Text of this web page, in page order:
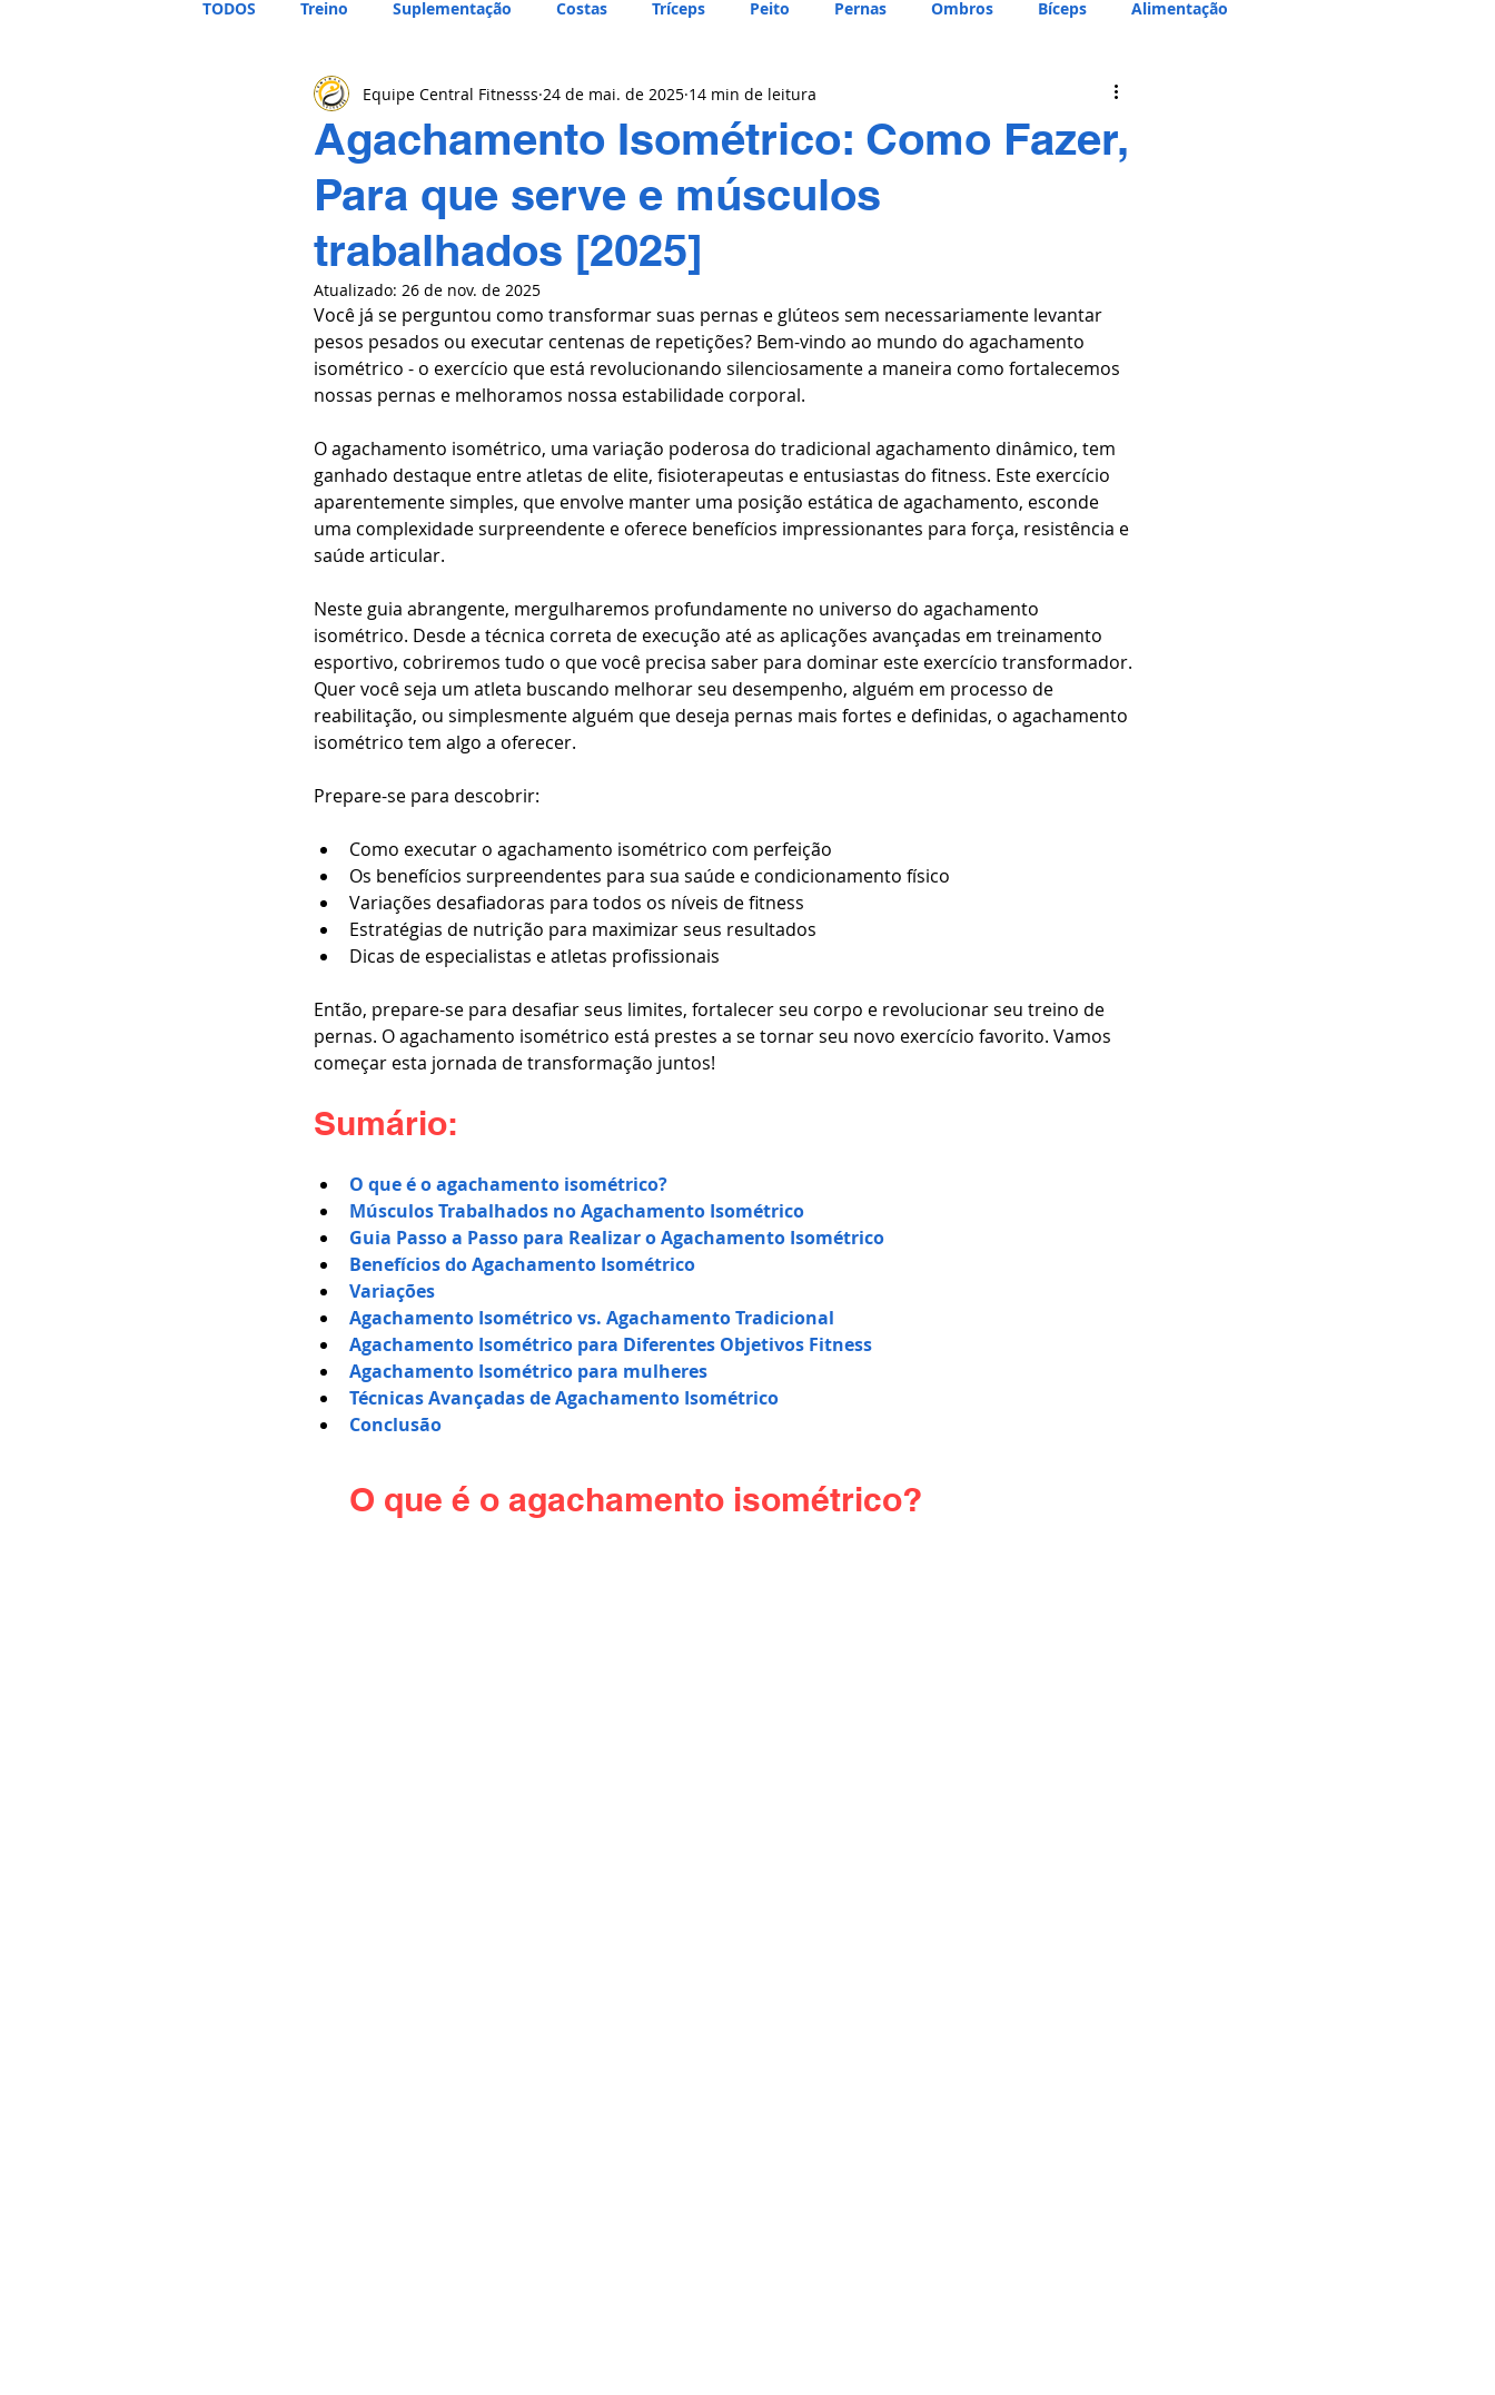
TODOS Treino Suplementação Costas Tríceps Peito Pernas Ombros Bíceps Alimentação
Agachamento Isométrico: Como Fazer,
Para que serve e músculos
trabalhados [2025]
Equipe Central Fitnesss 24 de mai. de 2025 14 min de leitura
Atualizado: 26 de nov. de 2025
Você já se perguntou como transformar suas pernas e glúteos sem necessariamente levantar
pesos pesados ou executar centenas de repetições? Bem-vindo ao mundo do agachamento
isométrico - o exercício que está revolucionando silenciosamente a maneira como fortalecemos
nossas pernas e melhoramos nossa estabilidade corporal.
O agachamento isométrico, uma variação poderosa do tradicional agachamento dinâmico, tem
ganhado destaque entre atletas de elite, fisioterapeutas e entusiastas do fitness. Este exercício
aparentemente simples, que envolve manter uma posição estática de agachamento, esconde
uma complexidade surpreendente e oferece benefícios impressionantes para força, resistência e
saúde articular.
Neste guia abrangente, mergulharemos profundamente no universo do agachamento
isométrico. Desde a técnica correta de execução até as aplicações avançadas em treinamento
esportivo, cobriremos tudo o que você precisa saber para dominar este exercício transformador.
Quer você seja um atleta buscando melhorar seu desempenho, alguém em processo de
reabilitação, ou simplesmente alguém que deseja pernas mais fortes e definidas, o agachamento
isométrico tem algo a oferecer.
Prepare-se para descobrir:
Como executar o agachamento isométrico com perfeição
Os benefícios surpreendentes para sua saúde e condicionamento físico
Variações desafiadoras para todos os níveis de fitness
Estratégias de nutrição para maximizar seus resultados
Dicas de especialistas e atletas profissionais
Então, prepare-se para desafiar seus limites, fortalecer seu corpo e revolucionar seu treino de
pernas. O agachamento isométrico está prestes a se tornar seu novo exercício favorito. Vamos
começar esta jornada de transformação juntos!
Sumário:
O que é o agachamento isométrico?
Músculos Trabalhados no Agachamento Isométrico
Guia Passo a Passo para Realizar o Agachamento Isométrico
Benefícios do Agachamento Isométrico
Variações
Agachamento Isométrico vs. Agachamento Tradicional
Agachamento Isométrico para Diferentes Objetivos Fitness
Agachamento Isométrico para mulheres
Técnicas Avançadas de Agachamento Isométrico
Conclusão
O que é o agachamento isométrico?